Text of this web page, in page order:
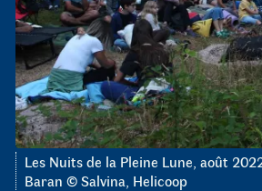
Les Nuits de la Pleine Lune, août
Baran © Salvina, Helicoop